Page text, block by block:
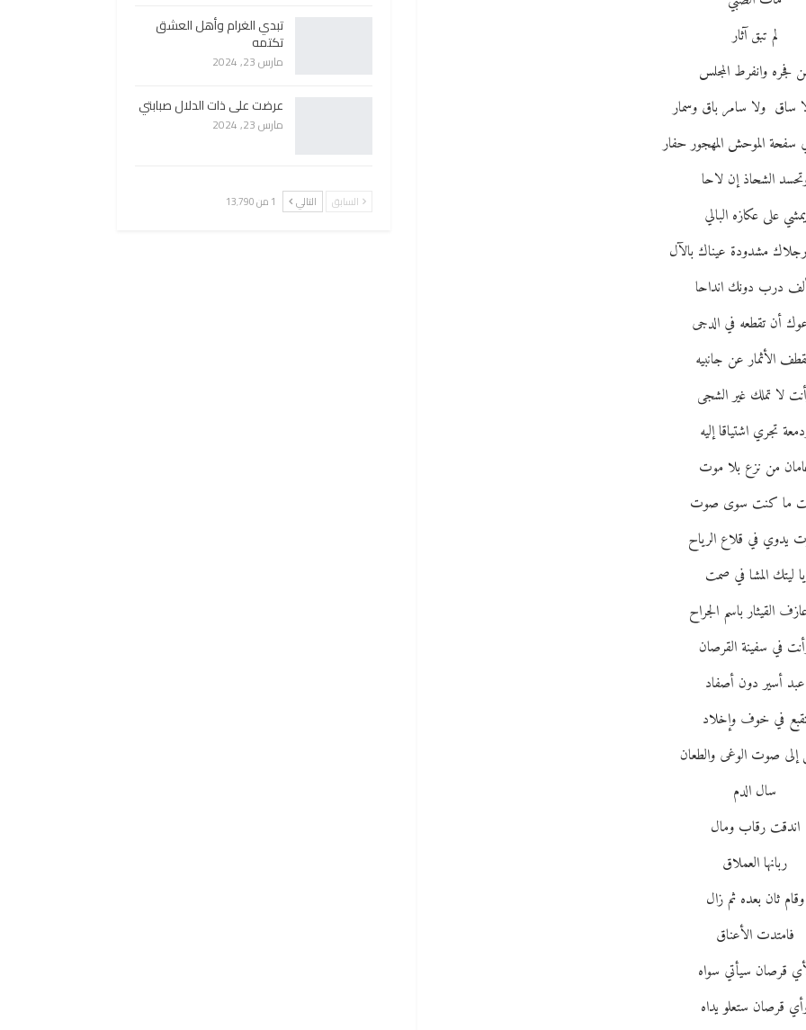
لم تبق آثار
فجره وانفرط المجلس
ساق ولا سامر باق وسمار
سفحة الموحش المهجور حفار
الشحاذ إن لاحا
يمشي على عكازه البالي
مشدودة عيناك بالآل
درب دونك انداحا
أن تقطعه في الدجى
الأثمار عن جانبيه
لا تملك غير الشجى
تجري اشتياقا إليه
من نزع بلا موت
ما كنت سوى صوت
يدوي في قلاع الرياح
يا ليتك المشا في صمت
القيثار باسم الجراح
في سفينة القرصان
عبد أسير دون أصفاد
في خوف وإخلاد
صوت الوغى والطعان
سال الدم
اندقت رقاب ومال
ربانها العملاق
وقام ثان بعده ثم زال
فامتدت الأعناق
قرصان سيأتي سواه
قرصان ستعلو يداه
تبدي الغرام وأهل العشق
تكتمه
مارس 23, 2024
عرضت على ذات الدلال صبابتي
مارس 23, 2024
السابق التالي 1 من 13٬790